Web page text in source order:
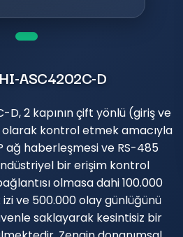
ASC4202C-D
D, 2 kapının çift yönlü (giriş ve
olarak kontrol etmek amacıyla
ağ haberleşmesi ve RS-485
bir erişim kontrol
olmasa dahi 100.000
ve 500.000 olay günlüğünü
saklayarak kesintisiz bir